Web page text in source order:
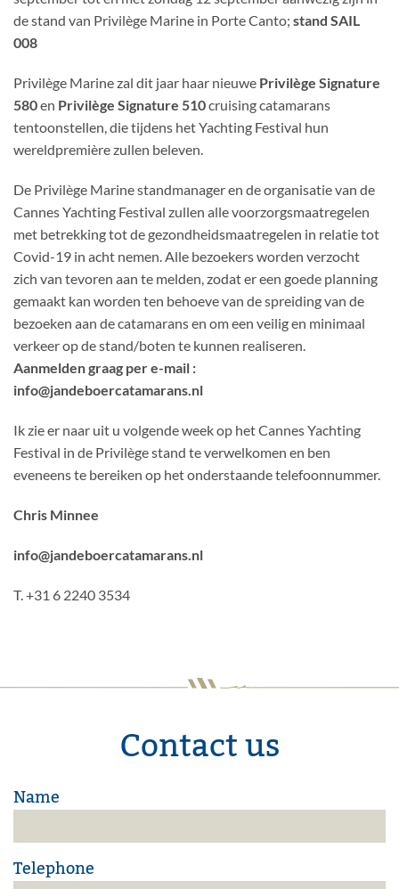
de stand van Privilège Marine in Porte Canto; stand SAIL
008
Privilège Marine zal dit jaar haar nieuwe Privilège Signature
580en Privilège Signature 510cruising catamarans
tentoonstellen, die tijdens het Yachting Festival hun
wereldpremière zullen beleven.
De Privilège Marine standmanager en de organisatie van de
Cannes Yachting Festival zullen alle voorzorgsmaatregelen
met betrekking tot de gezondheidsmaatregelen in relatie tot
Covid-19 in acht nemen. Alle bezoekers worden verzocht
zich van tevoren aan te melden, zodat er een goede planning
gemaakt kan worden ten behoeve van de spreiding van de
bezoeken aan de catamarans en om een veilig en minimaal
verkeer op de stand/boten te kunnen realiseren.
Aanmelden graag per e-mail :
info@jandeboercatamarans.nl
Ik zie er naar uit u volgende week op het Cannes Yachting
Festival in de Privilège stand te verwelkomen en ben
eveneens te bereiken op het onderstaande telefoonnummer.
Chris Minnee
info@jandeboercatamarans.nl
T. +31 6 2240 3534
Contact us
Name
Telephone